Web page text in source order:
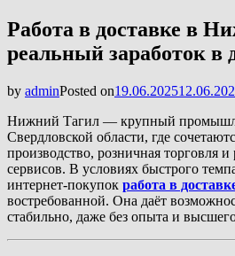
Работа в доставке в
реальный заработок в
by adminPosted on19.06.2025
Нижний Тагил — крупный
Свердловской области, где
производство, розничная торговля
сервисов. В условиях быстрого
интернет-покупок работа в
востребованной. Она даёт
стабильно, даже без опыта и